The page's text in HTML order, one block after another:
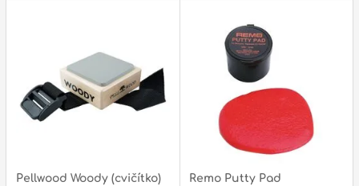
Pellwood Woody (cvičítko)
Remo Putty Pad